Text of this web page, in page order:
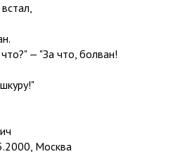
— "За что, болван!
Москва